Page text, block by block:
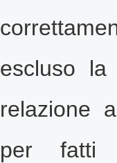
escluso la
relazione
per fatti